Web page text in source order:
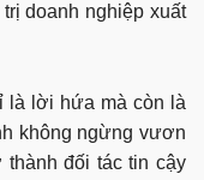
doanh nghiệp xuất
là lời hứa mà còn là
không ngừng vươn
thành đối tác tin cậy